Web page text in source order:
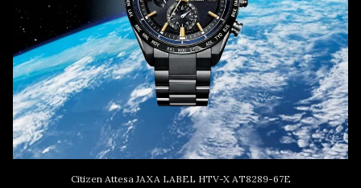
Citizen Attesa JAXA LABEL HTV-X AT8289-67E